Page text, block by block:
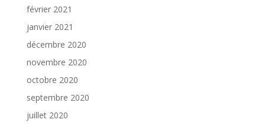
février 2021
janvier 2021
décembre 2020
novembre 2020
octobre 2020
septembre 2020
juillet 2020